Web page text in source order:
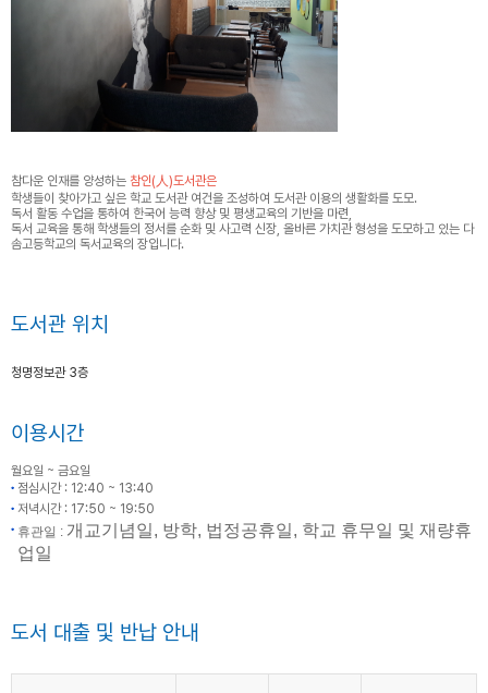
참다운 인재를 양성하는 참인(人)도서관은
학생들이 찾아가고 싶은 학교 도서관 여건을 조성하여 도서관 이용의 생활화를 도모.
독서 활동 수업을 통하여 한국어 능력 향상 및 평생교육의 기반을 마련,
독서 교육을 통해 학생들의 정서를 순화 및 사고력 신장, 올바른 가치관 형성을 도모하고 있는 다
솜고등학교의 독서교육의 장입니다.
도서관 위치
청명정보관 3층
이용시간
월요일 ~ 금요일
점심시간 : 12:40 ~ 13:40
저녁시간 : 17:50 ~ 19:50
휴관일 : 개교기념일, 방학, 법정공휴일, 학교 휴무일 및 재량휴
업일
도서 대출 및 반납 안내